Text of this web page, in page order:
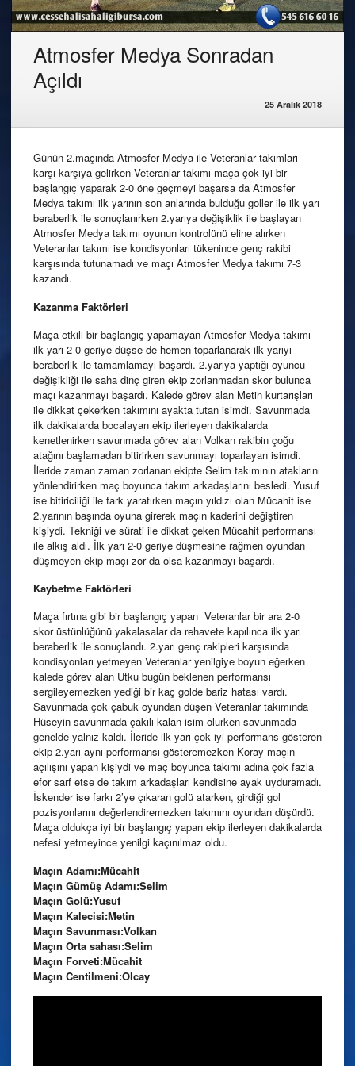
Atmosfer Medya Sonradan
Açıldı
25 Aralık 2018
Günün 2.maçında Atmosfer Medya ile Veteranlar takımları
karşı karşıya gelirken Veteranlar takımı maça çok iyi bir
başlangıç yaparak 2-0 öne geçmeyi başarsa da Atmosfer
Medya takımı ilk yarının son anlarında bulduğu goller ile ilk yarı
beraberlik ile sonuçlanırken 2.yarıya değişiklik ile başlayan
Atmosfer Medya takımı oyunun kontrolünü eline alırken
Veteranlar takımı ise kondisyonları tükenince genç rakibi
karşısında tutunamadı ve maçı Atmosfer Medya takımı 7-3
kazandı.
Kazanma Faktörleri
Maça etkili bir başlangıç yapamayan Atmosfer Medya takımı
ilk yarı 2-0 geriye düşse de hemen toparlanarak ilk yarıyı
beraberlik ile tamamlamayı başardı. 2.yarıya yaptığı oyuncu
değişikliği ile saha dinç giren ekip zorlanmadan skor bulunca
maçı kazanmayı başardı. Kalede görev alan Metin kurtarışları
ile dikkat çekerken takımını ayakta tutan isimdi. Savunmada
ilk dakikalarda bocalayan ekip ilerleyen dakikalarda
kenetlenirken savunmada görev alan Volkan rakibin çoğu
atağını başlamadan bitirirken savunmayı toparlayan isimdi.
İleride zaman zaman zorlanan ekipte Selim takımının ataklarını
yönlendirirken maç boyunca takım arkadaşlarını besledi. Yusuf
ise bitiriciliği ile fark yaratırken maçın yıldızı olan Mücahit ise
2.yarının başında oyuna girerek maçın kaderini değiştiren
kişiydi. Tekniği ve sürati ile dikkat çeken Mücahit performansı
ile alkış aldı. İlk yarı 2-0 geriye düşmesine rağmen oyundan
düşmeyen ekip maçı zor da olsa kazanmayı başardı.
Kaybetme Faktörleri
Maça fırtına gibi bir başlangıç yapan Veteranlar bir ara 2-0
skor üstünlüğünü yakalasalar da rehavete kapılınca ilk yarı
beraberlik ile sonuçlandı. 2.yarı genç rakipleri karşısında
kondisyonları yetmeyen Veteranlar yenilgiye boyun eğerken
kalede görev alan Utku bugün beklenen performansı
sergileyemezken yediği bir kaç golde bariz hatası vardı.
Savunmada çok çabuk oyundan düşen Veteranlar takımında
Hüseyin savunmada çakılı kalan isim olurken savunmada
genelde yalnız kaldı. İleride ilk yarı çok iyi performans gösteren
ekip 2.yarı aynı performansı gösteremezken Koray maçın
açılışını yapan kişiydi ve maç boyunca takımı adına çok fazla
efor sarf etse de takım arkadaşları kendisine ayak uyduramadı.
İskender ise farkı 2’ye çıkaran golü atarken, girdiği gol
pozisyonlarını değerlendiremezken takımını oyundan düşürdü.
Maça oldukça iyi bir başlangıç yapan ekip ilerleyen dakikalarda
nefesi yetmeyince yenilgi kaçınılmaz oldu.
Maçın Adamı:Mücahit
Maçın Gümüş Adamı:Selim
Maçın Golü:Yusuf
Maçın Kalecisi:Metin
Maçın Savunması:Volkan
Maçın Orta sahası:Selim
Maçın Forveti:Mücahit
Maçın Centilmeni:Olcay